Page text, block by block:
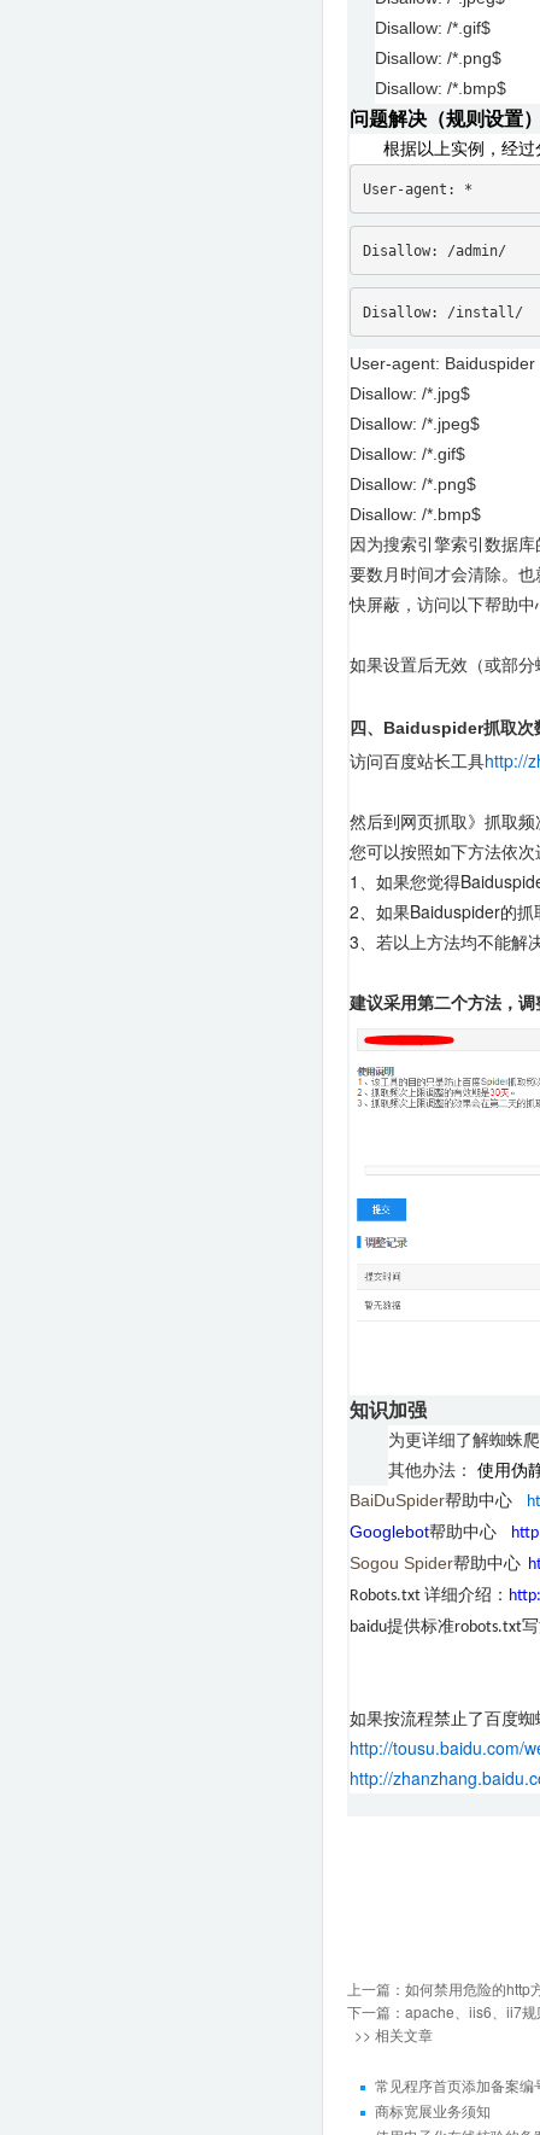
Disallow: /*.gif$
Disallow: /*.png$
Disallow: /*.bmp$
问题解决（规则设置
根据以上实例，经
User-agent: *
Disallow: /admin/
Disallow: /install/
User-agent: Baiduspider
Disallow: /*.jpg$
Disallow: /*.jpeg$
Disallow: /*.gif$
Disallow: /*.png$
Disallow: /*.bmp$
因为搜索引擎索引数据
要数月时间才会清除。
快屏蔽，访问以下帮助
如果设置后无效（或部
四、 Baiduspider抓取次
访问百度站长工具http://
然后到网页抓取》抓取
您可以按照如下方法依
1、如果您觉得
2、如果Baiduspider的
3、若以上方法均不能解
建议采用第二个方法，
知识加强
为更详细了解蜘蛛
其他办法： 使用伪
BaiDuSpider帮助中心
Googlebot帮助中心
Sogou Spider帮助中心
Robots.txt 详细介绍：
baidu提供标准robots.txt
如果按流程禁止了百度
http://tousu.baidu.com/
http://
上一篇： 如何禁用危险的http
下一篇： apache、iis6、ii7
>> 相关文章
常见程序首页添加备案编
商标宽展业务须知